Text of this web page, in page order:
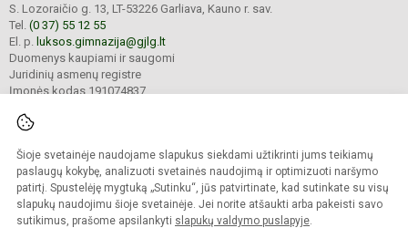
Šioje svetainėje naudojame slapukus siekdami užtikrinti jums teikiamų
paslaugų kokybę, analizuoti svetainės naudojimą ir optimizuoti naršymo
patirtį. Spustelėję mygtuką „Sutinku“, jūs patvirtinate, kad sutinkate su visų
slapukų naudojimu šioje svetainėje. Jei norite atšaukti arba pakeisti savo
sutikimus, prašome apsilankyti slapukų valdymo puslapyje.
S. Lozoraičio g. 13, LT-53226 Garliava, Kauno r. sav.
Tel. (0 37) 55 12 55
El. p. luksos.gimnazija@gjlg.lt
Duomenys kaupiami ir saugomi
Juridinių asmenų registre
Įmonės kodas 191074837
© 2025. Kauno r. Garliavos Juozo Lukšos gimnazija. Visos teisės saugomos.
Kopijuoti turinį be raštiško gimnazijos sutikimo griežtai draudžiama.
Prieinamumo paraiška Slapukų valdymas
Sumanus būdas atnaujinti